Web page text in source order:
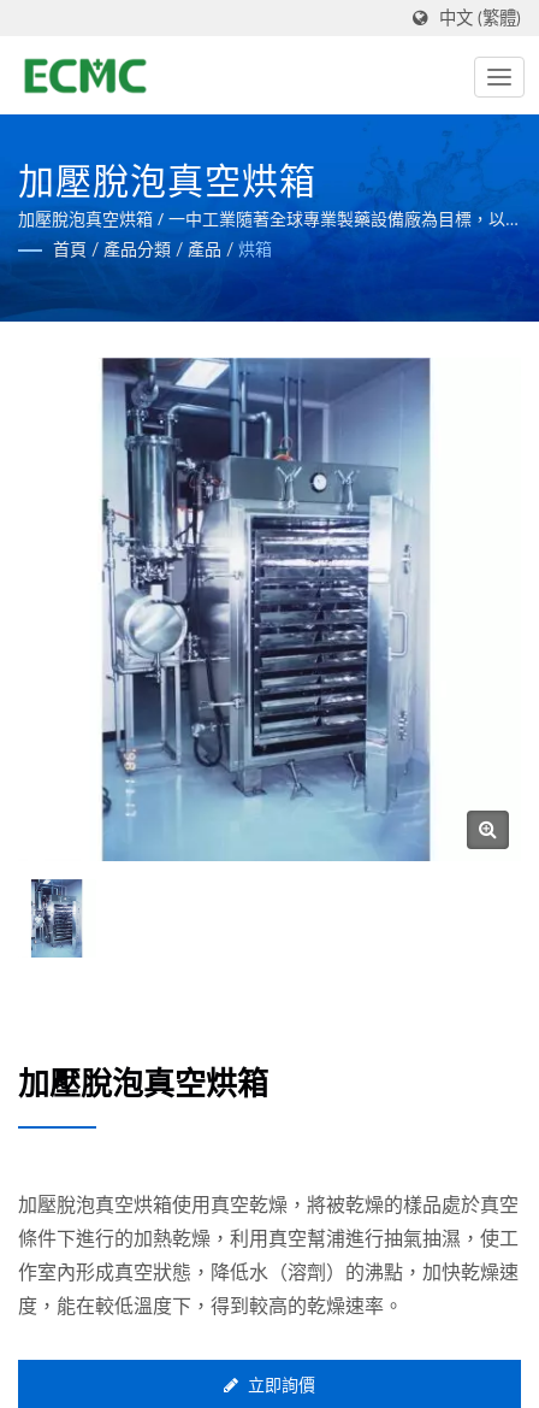
中文 (繁體)
加壓脫泡真空烘箱
加壓脫泡真空烘箱 / 一中工業隨著全球專業製藥設備廠為目標，以
創造更先進的製藥設備。
首頁 / 產品分類 / 產品 / 烘箱
加壓脫泡真空烘箱
加壓脫泡真空烘箱使用真空乾燥，將被乾燥的樣品處於真空
條件下進行的加熱乾燥，利用真空幫浦進行抽氣抽濕，使工
作室內形成真空狀態，降低水（溶劑）的沸點，加快乾燥速
度，能在較低溫度下，得到較高的乾燥速率。
立即詢價